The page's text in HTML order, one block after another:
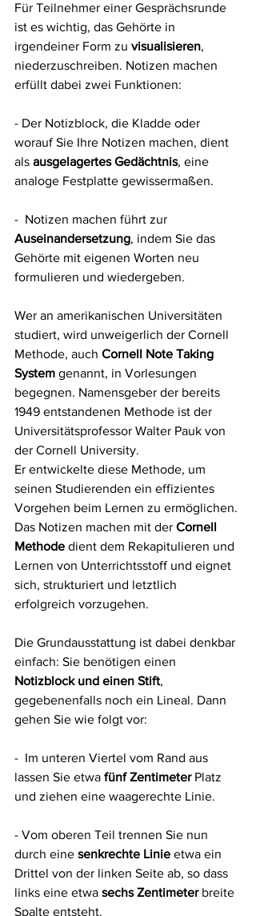
Für Teilnehmer einer Gesprächsrunde
ist es wichtig, das Gehörte in
irgendeiner Form zu visualisieren,
niederzuschreiben. Notizen machen
erfüllt dabei zwei Funktionen:
- Der Notizblock, die Kladde oder
worauf Sie Ihre Notizen machen, dient
als ausgelagertes Gedächtnis, eine
analoge Festplatte gewissermaßen.
-  Notizen machen führt zur
Auseinandersetzung, indem Sie das
Gehörte mit eigenen Worten neu
formulieren und wiedergeben.
Wer an amerikanischen Universitäten
studiert, wird unweigerlich der Cornell
Methode, auch Cornell Note Taking
System genannt, in Vorlesungen
begegnen. Namensgeber der bereits
1949 entstandenen Methode ist der
Universitätsprofessor Walter Pauk von
der Cornell University.
Er entwickelte diese Methode, um
seinen Studierenden ein effizientes
Vorgehen beim Lernen zu ermöglichen.
Das Notizen machen mit der Cornell
Methode dient dem Rekapitulieren und
Lernen von Unterrichtsstoff und eignet
sich, strukturiert und letztlich
erfolgreich vorzugehen.
Die Grundausstattung ist dabei denkbar
einfach: Sie benötigen einen
Notizblock und einen Stift,
gegebenenfalls noch ein Lineal. Dann
gehen Sie wie folgt vor:
-  Im unteren Viertel vom Rand aus
lassen Sie etwa fünf Zentimeter Platz
und ziehen eine waagerechte Linie.
- Vom oberen Teil trennen Sie nun
durch eine senkrechte Linie etwa ein
Drittel von der linken Seite ab, so dass
links eine etwa sechs Zentimeter breite
Spalte entsteht.